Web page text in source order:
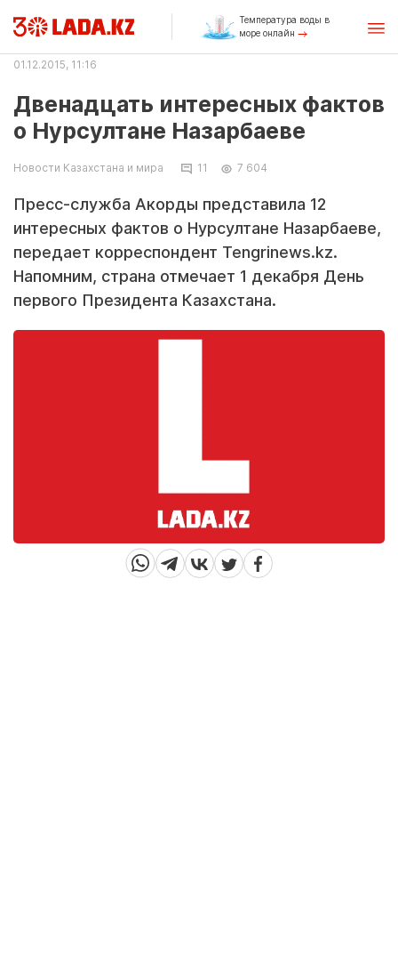
Температура воды в
море онлайн
01.12.2015, 11:16
Двенадцать интересных фактов
о Нурсултане Назарбаеве
Новости Казахстана и мира 11 7 604
Пресс-служба Акорды представила 12
интересных фактов о Нурсултане Назарбаеве,
передает корреспондент Tengrinews.kz.
Напомним, страна отмечает 1 декабря День
первого Президента Казахстана.